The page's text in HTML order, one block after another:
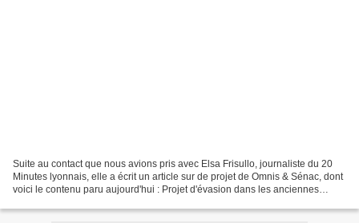
Suite au contact que nous avions pris avec Elsa Frisullo, journaliste du 20
Minutes lyonnais, elle a écrit un article sur de projet de Omnis & Sénac, dont
voici le contenu paru aujourd'hui : Projet d'évasion dans les anciennes